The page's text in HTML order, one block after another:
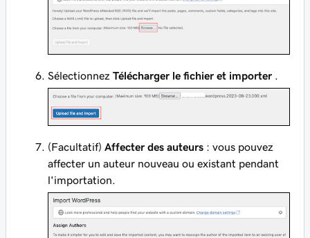
Sélectionnez Télécharger le fichier et importer
(Facultatif) Affecter des auteurs : vous pouvez
affecter un auteur nouveau ou existant pendant
l'importation.